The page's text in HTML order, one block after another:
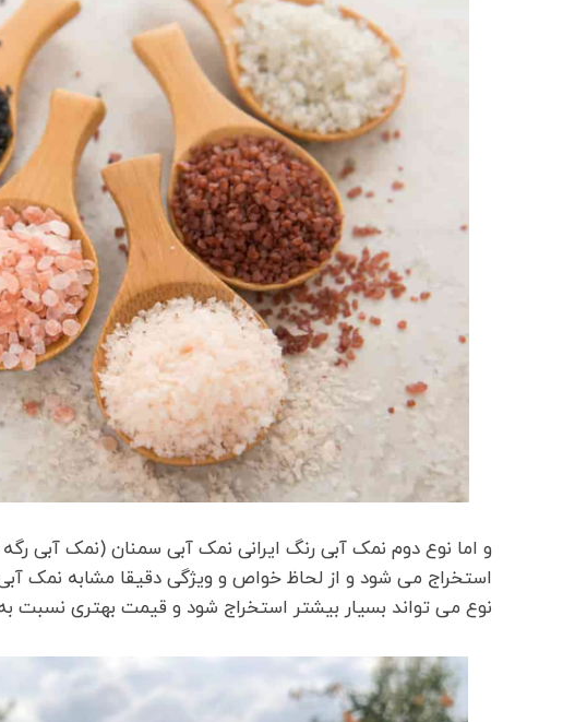
و اما نوع دوم نمک آبی رنگ ایرانی نمک آبی سمنان (نمک آبی
استخراج می شود و از لحاظ خواص و ویژگی دقیقا مشابه نمک
نوع می تواند بسیار بیشتر استخراج شود و قیمت بهتری نسبت